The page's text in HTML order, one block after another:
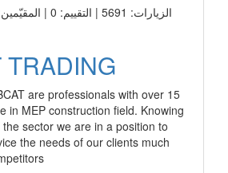
الزيارات: 5691 | التقييم: 0 | المقيّمين: 0 | المدينة
TRADING
are professionals with over 15
in MEP construction field. Knowing
sector we are in a position to
the needs of our clients much